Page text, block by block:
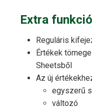
Extra
Reguláris
Értékek
Sheetsből
Az új
egyszerű
változó